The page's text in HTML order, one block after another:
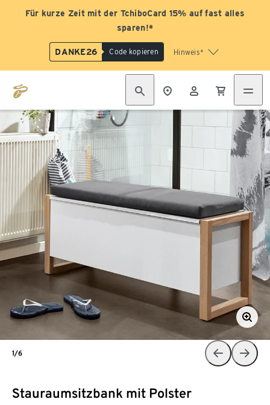
Für kurze Zeit mit der TchiboCard 15% auf fast alles
sparen!*
DANKE26 Code kopieren Hinweis*
Stauraumsitzbank mit Polster
1/6